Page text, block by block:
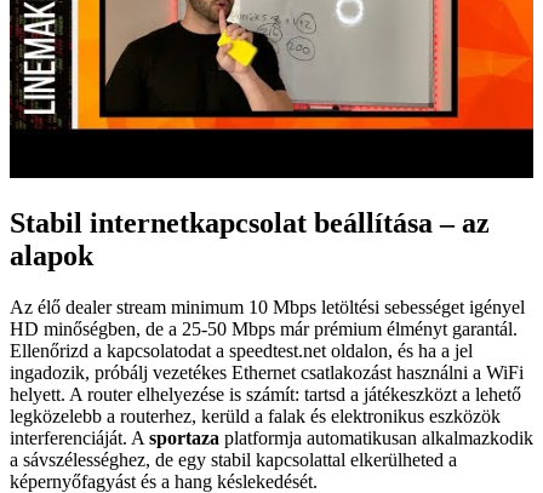
Stabil internetkapcsolat beállítása – az
alapok
Az élő dealer stream minimum 10 Mbps letöltési sebességet igényel
HD minőségben, de a 25-50 Mbps már prémium élményt garantál.
Ellenőrizd a kapcsolatodat a speedtest.net oldalon, és ha a jel
ingadozik, próbálj vezetékes Ethernet csatlakozást használni a WiFi
helyett. A router elhelyezése is számít: tartsd a játékeszközt a lehető
legközelebb a routerhez, kerüld a falak és elektronikus eszközök
interferenciáját. A sportaza platformja automatikusan alkalmazkodik
a sávszélességhez, de egy stabil kapcsolattal elkerülheted a
képernyőfagyást és a hang késlekedését.